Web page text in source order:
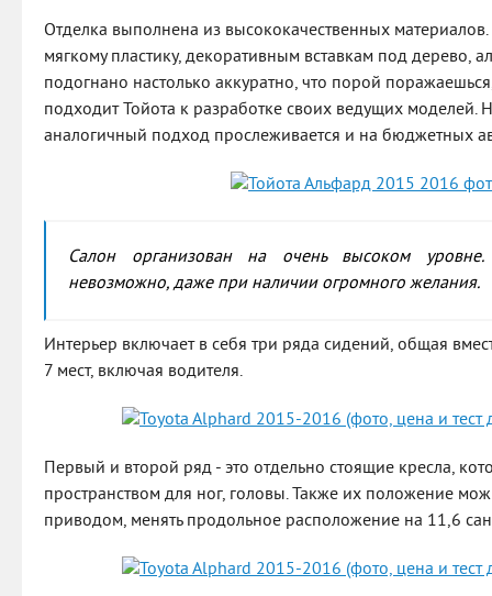
Отделка выполнена из высококачественных
мягкому пластику, декоративным вставкам под дерево,
подогнано настолько аккуратно, что порой
подходит Тойота к разработке своих ведущих моделей.
аналогичный подход прослеживается и на бюджетных
Салон организован на очень высоком
невозможно, даже при наличии огромного желания.
Интерьер включает в себя три ряда сидений, общая
7 мест, включая водителя.
Первый и второй ряд - это отдельно стоящие кресла,
пространством для ног, головы. Также их положение
приводом, менять продольное расположение на 11,6